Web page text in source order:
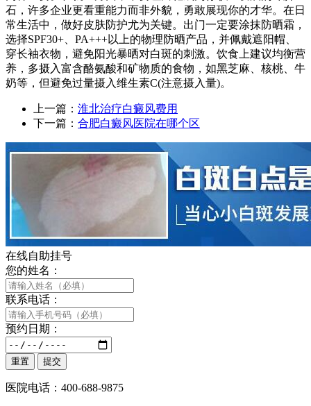
石，许多企业更看重能力而非外貌，勇敢展现你的才华。在日
常生活中，做好皮肤防护尤为关键。出门一定要涂抹防晒霜，
选择SPF30+、PA+++以上的物理防晒产品，并佩戴遮阳帽、
穿长袖衣物，避免阳光暴晒对白斑的刺激。饮食上建议均衡营
养，多摄入富含酪氨酸和矿物质的食物，如黑芝麻、核桃、牛
奶等，但避免过量摄入维生素C(注意摄入量)。
上一篇： 淮北治疗白癜风费用
下一篇： 合肥白癜风医院在哪个区
在线自助挂号
您的姓名：
联系电话：
预约日期：
医院电话：400-688-9875